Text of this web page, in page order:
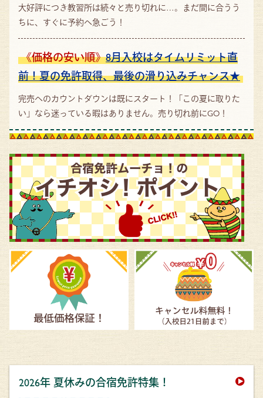
大好評につき教習所は続々と売り切れに…。まだ間に合うう
ちに、すぐに予約へ急ごう！
《価格の安い順》8月入校はタイムリミット直
前！夏の免許取得、最後の滑り込みチャンス★
完売へのカウントダウンは既にスタート！「この夏に取りた
い」なら迷っている暇はありません。売り切れ前にGO！
2026年 夏休みの合宿免許特集！